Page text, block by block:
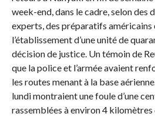
week-end, dans le cadre, selon des
experts, des préparatifs américains
l’établissement d’une unité de
décision de justice. Un témoin de
que la police et l’armée avaient
les routes menant à la base
lundi montraient une foule d’une
rassemblées à environ 4